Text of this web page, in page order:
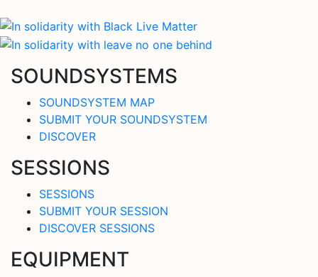
SOUNDSYSTEMS
SOUNDSYSTEM MAP
SUBMIT YOUR SOUNDSYSTEM
DISCOVER
SESSIONS
SESSIONS
SUBMIT YOUR SESSION
DISCOVER SESSIONS
EQUIPMENT